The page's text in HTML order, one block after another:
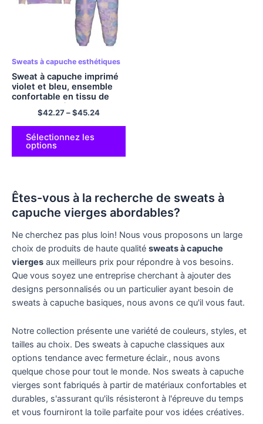
Sweats à capuche esthétiques
Sweat à capuche imprimé
violet et bleu, ensemble
confortable en tissu de
haute qualité pour filles et
garçons
$42.27–$45.24
Sélectionnez les
options
Êtes-vous à la recherche de sweats à
capuche vierges abordables?
Ne cherchez pas plus loin! Nous vous proposons un large
choix de produits de haute qualité sweats à capuche
vierges aux meilleurs prix pour répondre à vos besoins.
Que vous soyez une entreprise cherchant à ajouter des
designs personnalisés ou un particulier ayant besoin de
sweats à capuche basiques, nous avons ce qu'il vous faut.
Notre collection présente une variété de couleurs, styles, et
tailles au choix. Des sweats à capuche classiques aux
options tendance avec fermeture éclair., nous avons
quelque chose pour tout le monde. Nos sweats à capuche
vierges sont fabriqués à partir de matériaux confortables et
durables, s'assurant qu'ils résisteront à l'épreuve du temps
et vous fourniront la toile parfaite pour vos idées créatives.